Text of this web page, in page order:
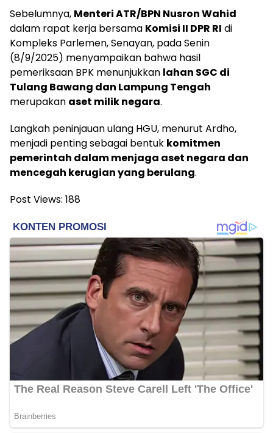
Sebelumnya, Menteri ATR/BPN Nusron Wahid
dalam rapat kerja bersama Komisi II DPR RI di
Kompleks Parlemen, Senayan, pada Senin
(8/9/2025) menyampaikan bahwa hasil
pemeriksaan BPK menunjukkan lahan SGC di
Tulang Bawang dan Lampung Tengah
merupakan aset milik negara.
Langkah peninjauan ulang HGU, menurut Ardho,
menjadi penting sebagai bentuk komitmen
pemerintah dalam menjaga aset negara dan
mencegah kerugian yang berulang.
Post Views: 188